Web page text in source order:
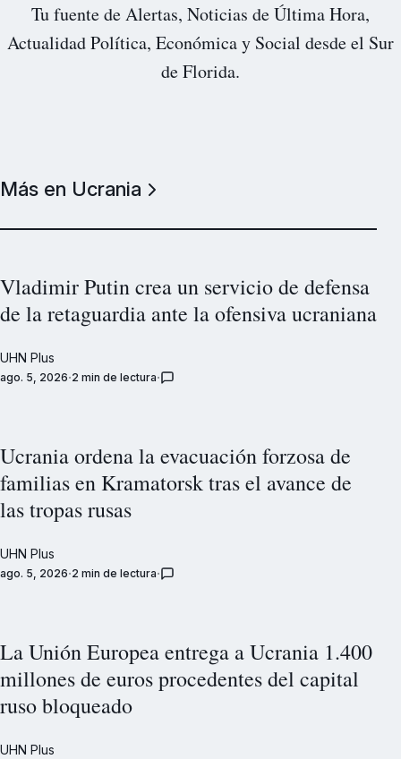
Tu fuente de Alertas, Noticias de Última Hora,
Actualidad Política, Económica y Social desde el Sur
de Florida.
Más en Ucrania
Vladimir Putin crea un servicio de defensa
de la retaguardia ante la ofensiva ucraniana
UHN Plus
ago. 5, 2026 2 min de lectura
Ucrania ordena la evacuación forzosa de
familias en Kramatorsk tras el avance de
las tropas rusas
UHN Plus
ago. 5, 2026 2 min de lectura
La Unión Europea entrega a Ucrania 1.400
millones de euros procedentes del capital
ruso bloqueado
UHN Plus